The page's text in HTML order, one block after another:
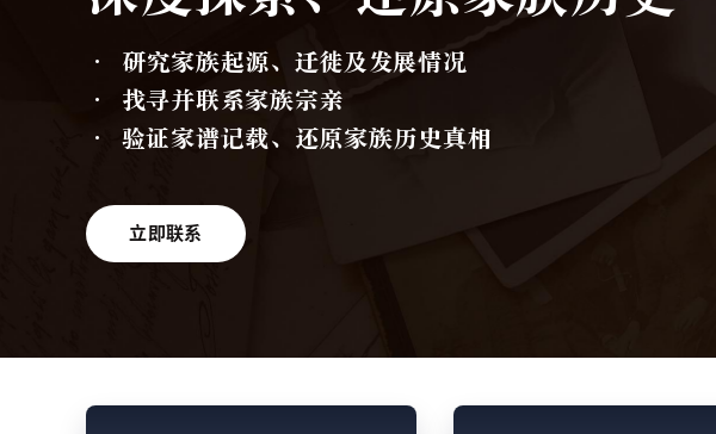
·
研究家族起源、迁徙及发展情况
·
找寻并联系家族宗亲
·
验证家谱记载、还原家族历史真相
立即联系